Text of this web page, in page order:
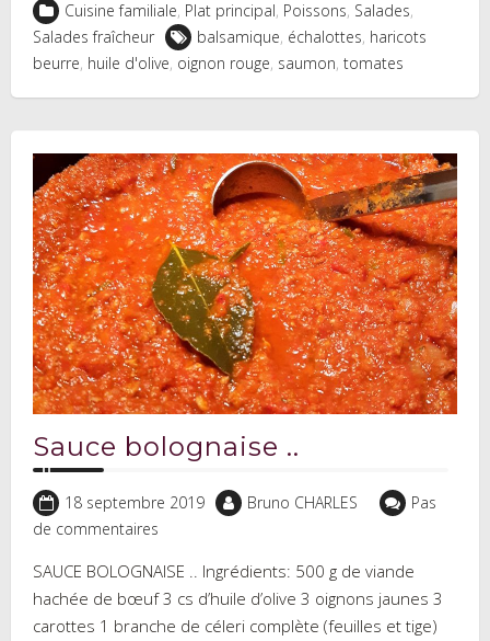
Cuisine familiale, Plat principal, Poissons, Salades,
Salades fraîcheur
balsamique, échalottes, haricots
beurre, huile d'olive, oignon rouge, saumon, tomates
Sauce bolognaise ..
18 septembre 2019 Bruno CHARLES
Pas
de commentaires
SAUCE BOLOGNAISE .. Ingrédients: 500 g de viande
hachée de bœuf 3 cs d’huile d’olive 3 oignons jaunes 3
carottes 1 branche de céleri complète (feuilles et tige)